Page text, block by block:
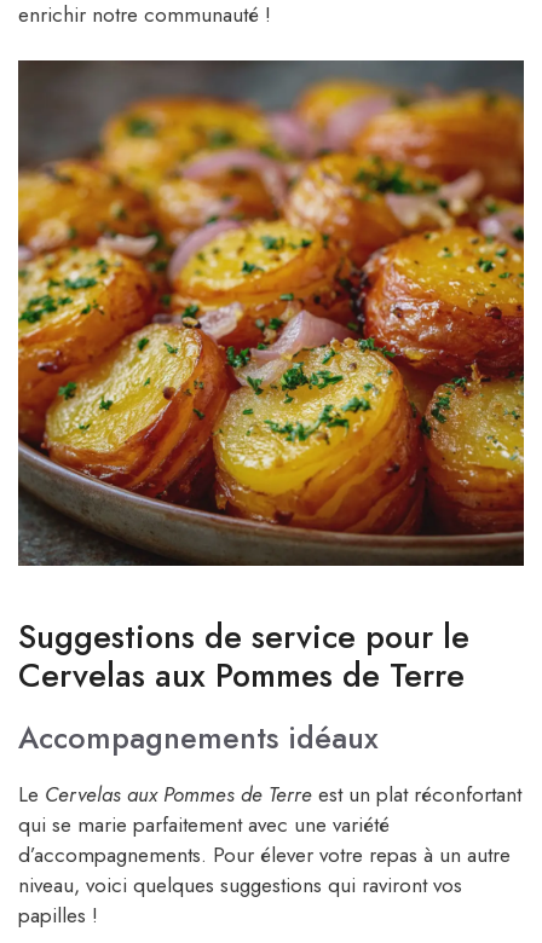
enrichir notre communauté !
Suggestions de service pour le
Cervelas aux Pommes de Terre
Accompagnements idéaux
Le Cervelas aux Pommes de Terre est un plat réconfortant
qui se marie parfaitement avec une variété
d’accompagnements. Pour élever votre repas à un autre
niveau, voici quelques suggestions qui raviront vos
papilles !